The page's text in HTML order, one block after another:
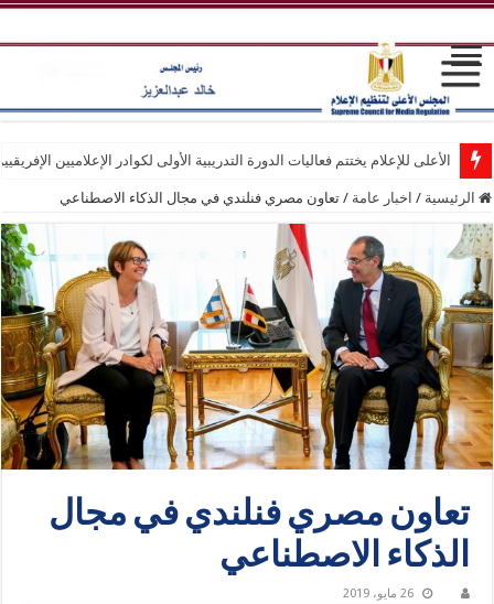
الأعلى للإعلام يختتم فعاليات الدورة التدريبية الأولى لكوادر الإعلاميين
الرئيسية / اخبار عامة / تعاون مصري فنلندي في مجال الذكاء الاصطناعي
تعاون مصري فنلندي في مجال
الذكاء الاصطناعي
26 مايو، 2019